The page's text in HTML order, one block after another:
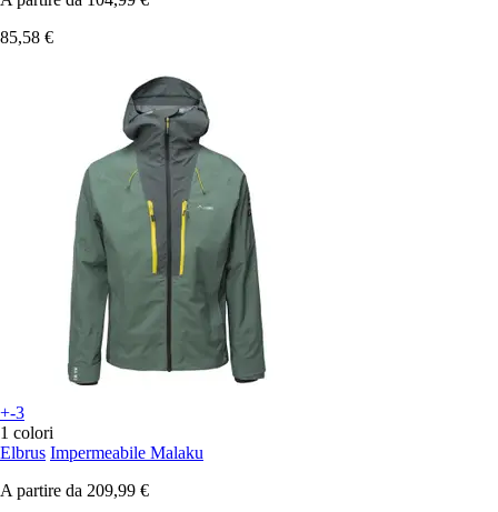
85,58 €
+-3
1 colori
Elbrus Impermeabile Malaku
A partire da 209,99 €